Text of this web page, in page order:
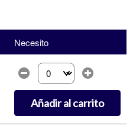
Necesito
Selecciona la cantidad
Añadir al carrito